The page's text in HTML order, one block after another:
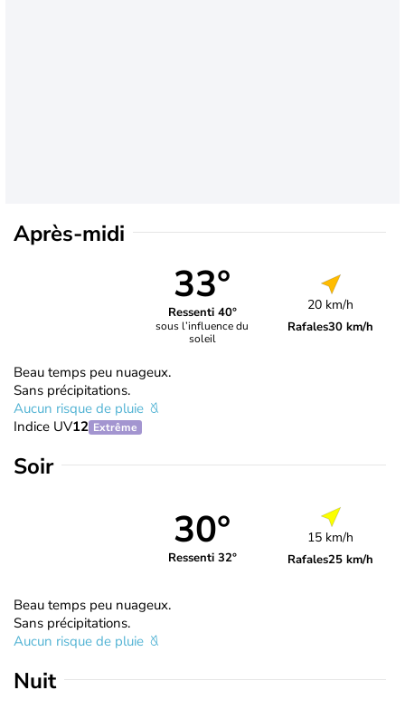
Après-midi
33°
Ressenti 40°
sous l’influence du
soleil
20 km/h
Rafales30 km/h
Beau temps peu nuageux.
Sans précipitations.
Aucun risque de pluie
Indice UV12 Extrême
Soir
30°
Ressenti 32°
15 km/h
Rafales25 km/h
Beau temps peu nuageux.
Sans précipitations.
Aucun risque de pluie
Nuit